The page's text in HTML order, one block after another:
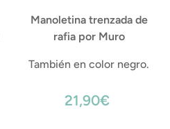
Manoletina trenzada de
rafia por Muro
También en color negro.
21,90€